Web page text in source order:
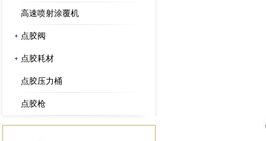
高速喷射涂覆机
点胶阀
点胶耗材
点胶压力桶
点胶枪